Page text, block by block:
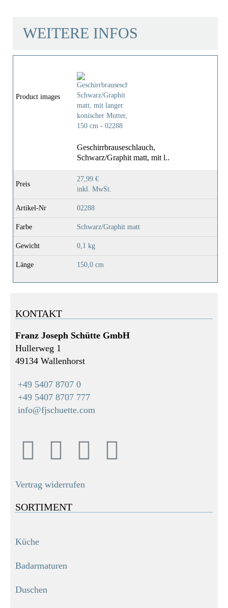
0,1 Kg
150,0 Cm
WEITERE INFOS
Product images
Geschirrbrauseschlauch,
Schwarz/Graphit matt, mit l..
Preis
27,99 €
inkl. MwSt.
Artikel-Nr 02288
Farbe Schwarz/Graphit matt
Gewicht 0,1 kg
Länge 150,0 cm
KONTAKT
Franz Joseph Schütte GmbH
Hullerweg 1
49134 Wallenhorst
+49 5407 8707 0
+49 5407 8707 777
info@fjschuette.com
Vertrag widerrufen
SORTIMENT
Küche
Badarmaturen
Duschen